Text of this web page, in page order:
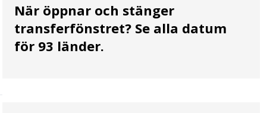
När öppnar och stänger
transferfönstret? Se alla datum
för 93 länder.